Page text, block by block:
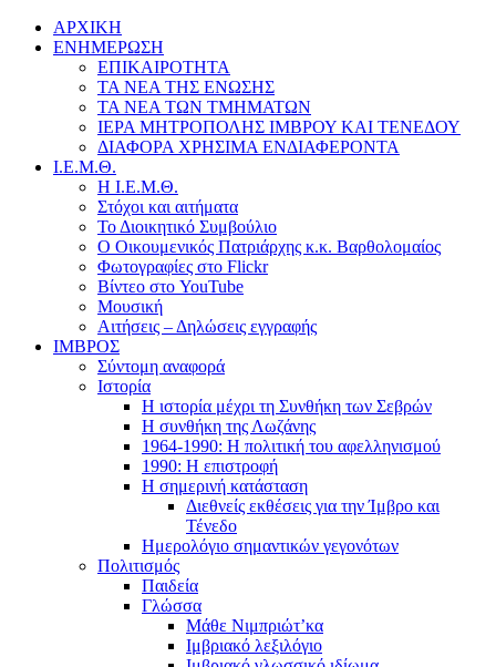
ΑΡΧΙΚΗ
ΕΝΗΜΕΡΩΣΗ
ΕΠΙΚΑΙΡΟΤΗΤΑ
ΤΑ ΝΕΑ ΤΗΣ ΕΝΩΣΗΣ
ΤΑ ΝΕΑ ΤΩΝ ΤΜΗΜΑΤΩΝ
ΙΕΡΑ ΜΗΤΡΟΠΟΛΗΣ ΙΜΒΡΟΥ ΚΑΙ ΤΕΝΕΔΟΥ
ΔΙΑΦΟΡΑ ΧΡΗΣΙΜΑ ΕΝΔΙΑΦΕΡΟΝΤΑ
Ι.Ε.Μ.Θ.
Η Ι.Ε.Μ.Θ.
Στόχοι και αιτήματα
Το Διοικητικό Συμβούλιο
Ο Οικουμενικός Πατριάρχης κ.κ. Βαρθολομαίος
Φωτογραφίες στο Flickr
Βίντεο στο YouTube
Μουσική
Αιτήσεις – Δηλώσεις εγγραφής
ΙΜΒΡΟΣ
Σύντομη αναφορά
Ιστορία
Η ιστορία μέχρι τη Συνθήκη των Σεβρών
Η συνθήκη της Λωζάνης
1964-1990: Η πολιτική του αφελληνισμού
1990: Η επιστροφή
Η σημερινή κατάσταση
Διεθνείς εκθέσεις για την Ίμβρο και
Τένεδο
Ημερολόγιο σημαντικών γεγονότων
Πολιτισμός
Παιδεία
Γλώσσα
Μάθε Νιμπριώτ’κα
Ιμβριακό λεξιλόγιο